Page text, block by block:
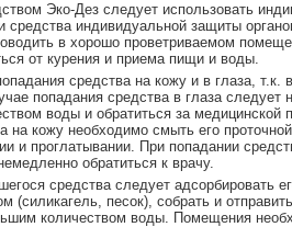
Эко-Дез следует использовать
индивидуальной защиты
в хорошо проветриваемом
от курения и приема пищи и воды.
средства на кожу и в глаза, т.к.
попадания средства в глаза следует
воды и обратиться за
на кожу необходимо смыть его
и проглатывании. При попадании
обратиться к врачу.
средства следует адсорбировать
(силикагель, песок), собрать и
количеством воды. Помещения